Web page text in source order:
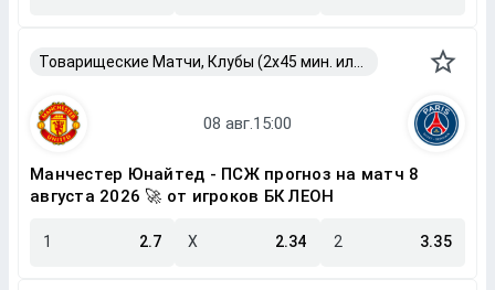
Манчестер Юнайтед - ПСЖ прогноз на матч 8
августа 2026 🚀 от игроков БК ЛЕОН
1 2.7 X 2.34 2 3.35